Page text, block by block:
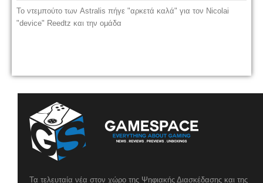
Το ντεμπούτο των Astralis πήγε "αρκετά καλά" για τον Nicolai
"device" Reedtz και την ομάδα
Τα τελευταία νέα στον χώρο της Ψηφιακής Διασκέδασης και της